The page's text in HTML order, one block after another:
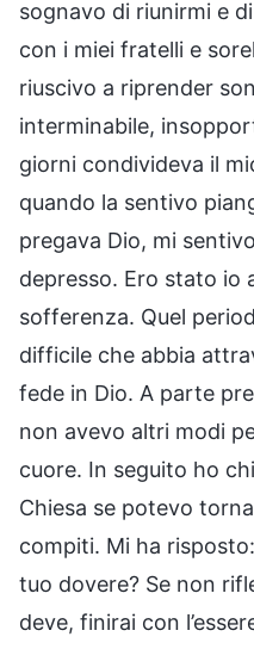
sognavo di riunirmi e
con i miei fratelli e
riuscivo a riprender
interminabile,
giorni condivideva il
quando la sentivo
pregava Dio, mi
depresso. Ero stato io
sofferenza. Quel
difficile che abbia
fede in Dio. A parte
non avevo altri modi
cuore. In seguito ho
Chiesa se potevo
compiti. Mi ha
tuo dovere? Se non
deve, finirai con